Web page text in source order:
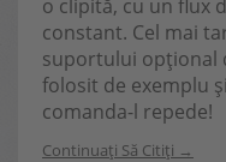
o clipită, cu un flux
constant. Cel mai
suportului opțional
folosit de exemplu
comanda-l repede!
Continuați Să Citiți